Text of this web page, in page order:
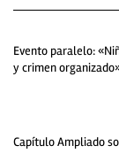
Evento paralelo:
y crimen
Capítulo Ampliado